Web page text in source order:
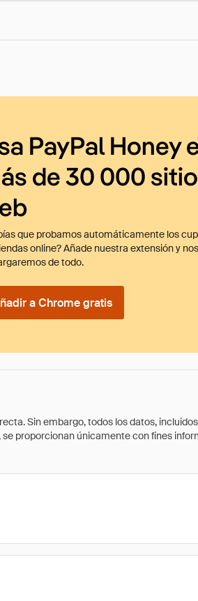
PayPal Honey
de 30 000
que probamos automáticamente los
online? Añade nuestra extensión y
de todo.
a Chrome gratis
Sin embargo, todos los datos,
proporcionan únicamente con fines